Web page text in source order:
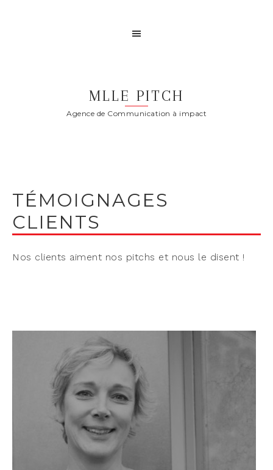
MLLE PITCH
Agence de Communication à impact
TÉMOIGNAGES
CLIENTS
Nos clients aiment nos pitchs et nous le disent !